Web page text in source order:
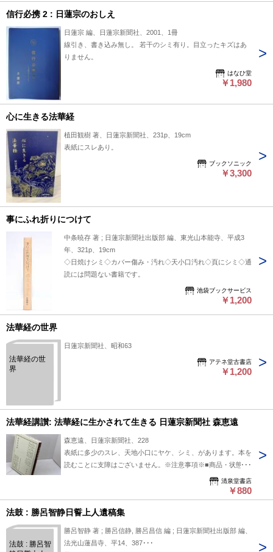
信行必携 2 : 日蓮宗のおしえ
日蓮宗 編、日蓮宗新聞社、2001、1冊
線引き、書き込み無し。 若干のシミ有り。目立ったキズはあ
りません。
はなひ堂
￥1,980
心に生きる法華経
植田観樹 著、日蓮宗新聞社、231p、19cm
表紙にスレあり。
ブックソニック
￥3,300
事にふれ折りにつけて
中条暁存 著 ; 日蓮宗新聞社出版部 編、東光山本能寺、平成3
年、321p、19cm
◇日焼けシミ◇カバー傷み・汚れ◇天小口汚れ◇頁にシミ◇通
読には問題ない書籍です。
池袋ブックサービス
￥1,200
法華経の世界
法華経の世
界
日蓮宗新聞社、昭和63
アテネ堂古書店
￥1,200
法華経講讃: 法華経に生かされて生きる 日蓮宗新聞社 森恵遠
森恵遠、日蓮宗新聞社、228
表紙に多少のスレ、天地小口にヤケ、シミ、があります。本を
読むことに支障はございません。※注意事項※■商品・状態は
コンディションガイドラインに基づき、判断・出品されており
ます。■付録等の付属品がある商品の場合、記載 されていない
物は『付属なし』とご理解下さい。
清泉堂書店
￥880
法鼓 : 勝呂智静日誓上人遺稿集
法鼓 : 勝呂智
勝呂智静 著 ; 勝呂信静, 勝呂昌信 編 ; 日蓮宗新聞社出版部 編、
法光山蓮昌寺、平14、387･･･